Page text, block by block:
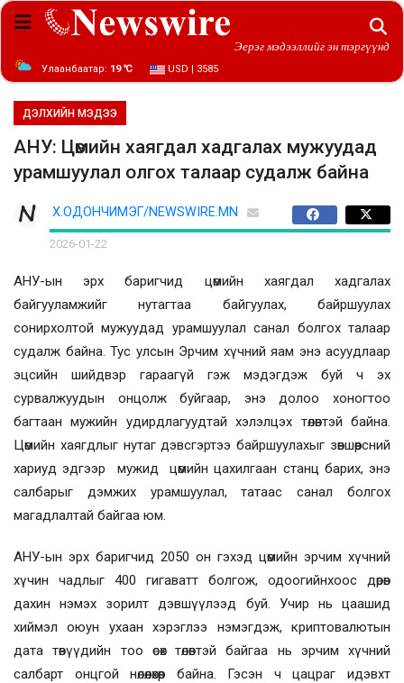
Эерэг мэдээллийг эн тэргүүнд
Улаанбаатар: 19 ℃ USD | 3585
ДЭЛХИЙН МЭДЭЭ
АНУ: Цөмийн хаягдал хадгалах мужуудад
урамшуулал олгох талаар судалж байна
Х.ОДОНЧИМЭГ/NEWSWIRE.MN
2026-01-22
АНУ-ын эрх баригчид цөмийн хаягдал хадгалах
байгууламжийг нутагтаа байгуулах, байршуулах
сонирхолтой мужуудад урамшуулал санал болгох талаар
судалж байна. Тус улсын Эрчим хүчний яам энэ асуудлаар
эцсийн шийдвэр гараагүй гэж мэдэгдэж буй ч эх
сурвалжуудын онцолж буйгаар, энэ долоо хоногтоо
багтаан мужийн удирдлагуудтай хэлэлцэх төлөвтэй байна.
Цөмийн хаягдлыг нутаг дэвсгэртээ байршуулахыг зөвшөөрсний
хариуд эдгээр мужид цөмийн цахилгаан станц барих, энэ
салбарыг дэмжих урамшуулал, татаас санал болгох
магадлалтай байгаа юм.
АНУ-ын эрх баригчид 2050 он гэхэд цөмийн эрчим хүчний
хүчин чадлыг 400 гигаватт болгож, одоогийнхоос дөрөв
дахин нэмэх зорилт дэвшүүлээд буй. Учир нь цаашид
хиймэл оюун ухаан хэрэглээ нэмэгдэж, криптовалютын
дата төвүүдийн тоо өсөх төлөвтэй байгаа нь эрчим хүчний
салбарт онцгой нөлөөлөхөөр байна. Гэсэн ч цацраг идэвхт